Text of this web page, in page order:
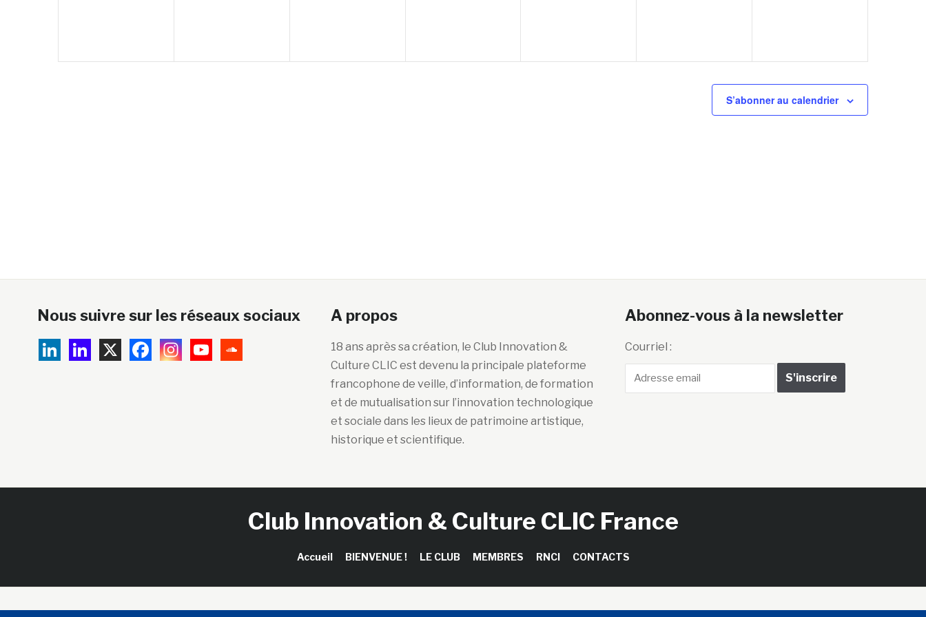
S’abonner au calendrier
Nous suivre sur les réseaux sociaux A propos
18 ans après sa création, le Club Innovation &
Culture CLIC est devenu la principale plateforme
francophone de veille, d’information, de formation
et de mutualisation sur l’innovation technologique
et sociale dans les lieux de patrimoine artistique,
historique et scientifique.
Abonnez-vous à la newsletter
Courriel :
Club Innovation & Culture CLIC France
Accueil BIENVENUE ! LE CLUB MEMBRES RNCI CONTACTS